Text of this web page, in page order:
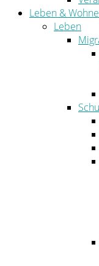
Leben &
Leben